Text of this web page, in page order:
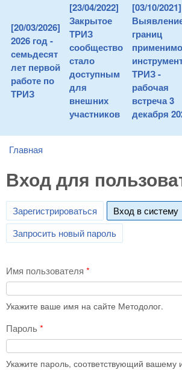
[20/03/2026]
2026 год -
семьдесят
лет первой
работе по
ТРИЗ
[23/04/2022]
Закрытое
ТРИЗ
сообщество
стало
доступным
для
внешних
участников
[03/10/2021]
границ
ТРИЗ -
рабочая
встреча 3
декабря
You are here
Главная
Вход для
Зарегистрироваться Вход в систему
Запросить новый пароль
Имя пользователя *
Укажите ваше имя на сайте Методолог.
Пароль*
Укажите пароль, соответствующий вашему